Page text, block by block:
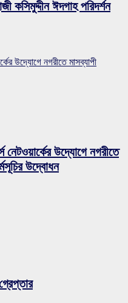
কসিমুদ্দীন ঈদগাহ পরিদর্শন
উদ্যোগে নগরীতে মাসব্যাপী
নেটওয়ার্কের উদ্যোগে নগরীতে
উদ্বোধন